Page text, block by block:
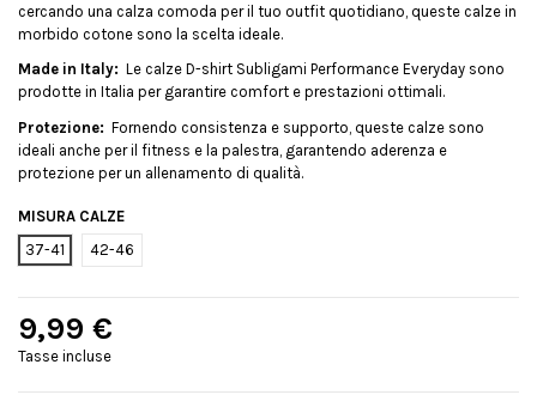
cercando una calza comoda per il tuo outfit quotidiano, queste calze in
morbido cotone sono la scelta ideale.
Made in Italy: Le calze D-shirt Subligami Performance Everyday sono
prodotte in Italia per garantire comfort e prestazioni ottimali.
Protezione: Fornendo consistenza e supporto, queste calze sono
ideali anche per il fitness e la palestra, garantendo aderenza e
protezione per un allenamento di qualità.
MISURA CALZE
37-41
42-46
9,99 €
Tasse incluse